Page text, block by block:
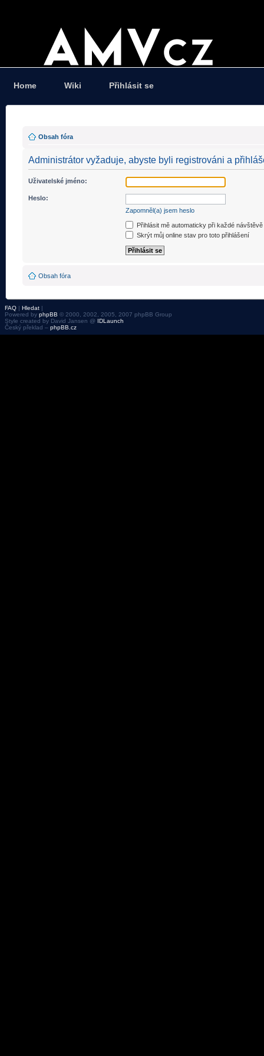
Home Wiki Přihlásit se
Obsah fóra
Administrátor vyžaduje, abyste byli registrováni a
Uživatelské jméno:
Heslo:
Zapomněl(a) jsem heslo
Přihlásit mě automaticky při každé návštěvě
Skrýt můj online stav pro toto přihlášení
Obsah fóra
FAQ | Hledat |
Powered by phpBB © 2000, 2002, 2005, 2007 phpBB Group
Style created by David Jansen @ IDLaunch
Český překlad – phpBB.cz